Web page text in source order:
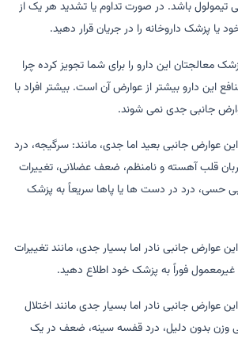
باشد. در صورت تداوم یا تشدید هر یک از
یا پزشک داروخانه را در جریان قرار دهید.
معالجتان این دارو را برای شما تجویز کرده چرا
این دارو بیشتر از عوارض آن است. بیشتر افراد با
جانبی جدی نمی شوند.
عوارض جانبی بعید اما جدی، مانند: سرگیجه، درد
قلب آهسته و نامنظم، ضعف عضلانی، تغییرات
حسی، درد در دست ها یا پاها سریعاً به پزشک
عوارض جانبی نادر اما بسیار جدی، مانند تغییرات
فوراً به پزشک خود اطلاع دهید.
عوارض جانبی نادر اما بسیار جدی مانند اختلال
وزن بدون دلیل، درد قفسه سینه، ضعف در یک